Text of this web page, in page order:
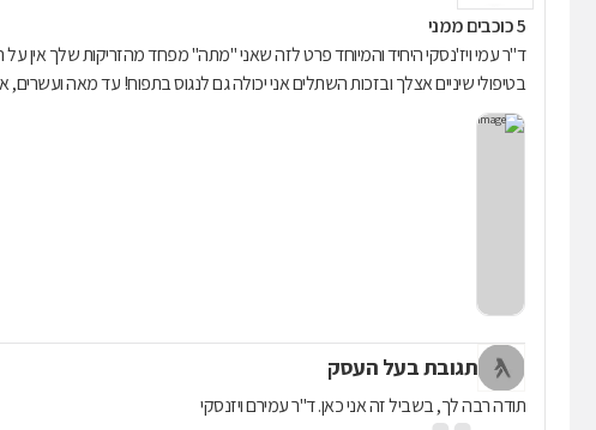
5 כוכבים ממני
בטיפולי שיניים אצלך ובזכות השתלים אני יכולה גם לנגוס בתפוח! עד מאה ועשרים,
תגובת בעל העסק
תודה רבה לך, בשביל זה אני כאן. ד"ר עמירם ויזנסקי